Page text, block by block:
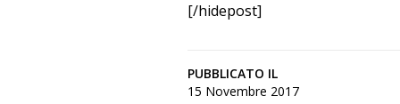
[/hidepost]
PUBBLICATO IL
15 Novembre 2017